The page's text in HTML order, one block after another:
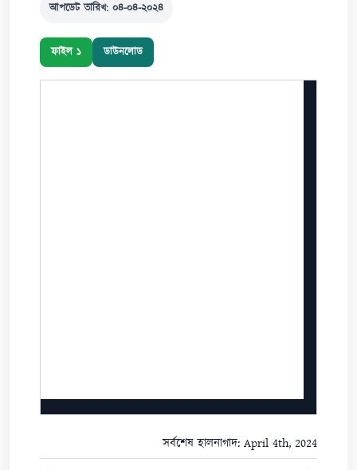
আপডেট তারিখ: ০৪-০৪-২০২৪
ফাইল ১ ডাউনলোড
সর্বশেষ হালনাগাদ: April 4th, 2024